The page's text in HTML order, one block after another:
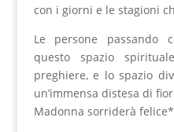
con i giorni e le stagioni
Le persone passando
questo spazio
preghiere, e lo spazio
un’immensa distesa di
Madonna sorriderà